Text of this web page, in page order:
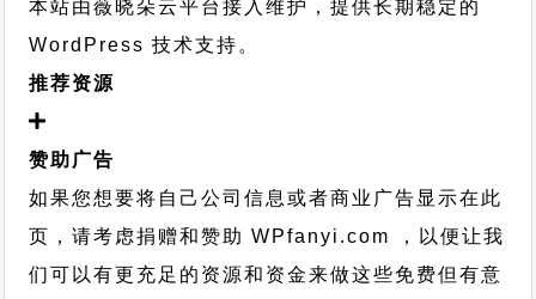
本站由薇晓朵云平台接入维护，提供长期稳定的
WordPress 技术支持 。
推荐资源
赞助广告
如果您想要将自己公司信息或者商业广告显示在此
页，请考虑捐赠和赞助 WPfanyi.com ，以便让我
们可以有更充足的资源和资金来做这些免费但有意